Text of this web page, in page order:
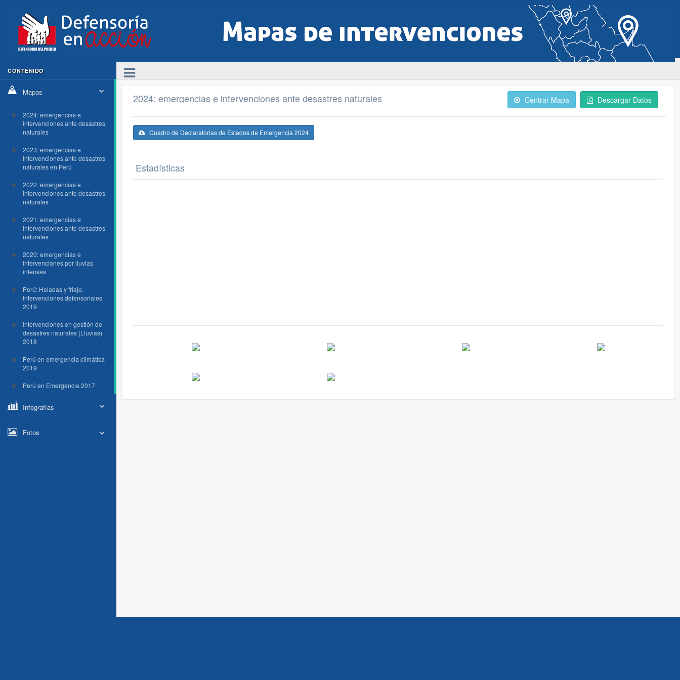
CONTENIDO
Mapas
2024: emergencias e
intervenciones ante desastres
naturales
2023: emergencias e
intervenciones ante desastres
naturales en Perú
2022: emergencias e
intervenciones ante desastres
naturales
2021: emergencias e
intervenciones ante desastres
naturales
2020: emergencias e
intervenciones por lluvias
intensas
Perú: Heladas y friaje.
Intervenciones defensoriales
2019
Intervenciones en gestión de
desastres naturales (Lluvias)
2018
Perú en emergencia climática
2019
Perú en Emergencia 2017
Infografías
Fotos
2024: emergencias e intervenciones ante desastres naturales Centrar Mapa Descargar Datos
Cuadro de Declaratorias de Estados de Emergencia 2024
Estadísticas